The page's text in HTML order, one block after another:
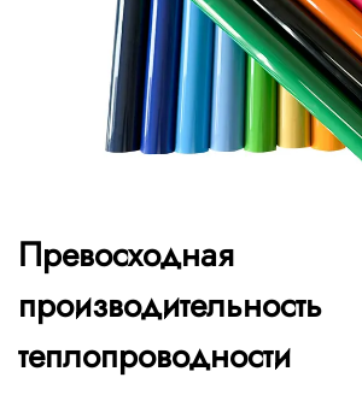
Превосходная
производительность
теплопроводности